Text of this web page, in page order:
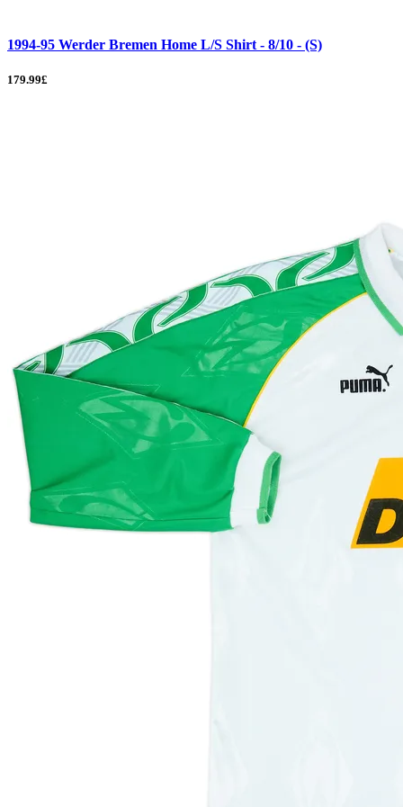
1994-95 Werder Bremen Home L/S Shirt - 8/10 - (S)
179.99£